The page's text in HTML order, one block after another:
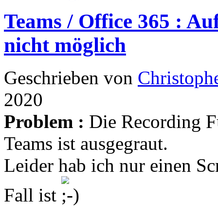
Teams / Office 365 :
nicht möglich
Geschrieben von
2020
Problem : Die Recording
Teams ist ausgegraut.
Leider hab ich nur einen
Fall ist